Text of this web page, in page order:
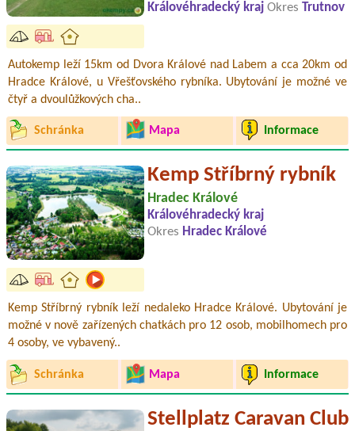
Královéhradecký kraj Okres Trutnov
Autokemp leží 15km od Dvora Králové nad Labem a cca 20km od
Hradce Králové, u Vřešťovského rybníka. Ubytování je možné ve
čtyř a dvoulůžkových cha..
Schránka Mapa Informace
Kemp Stříbrný rybník
Hradec Králové
Královéhradecký kraj
Okres Hradec Králové
Kemp Stříbrný rybník leží nedaleko Hradce Králové. Ubytování je
možné v nově zařízených chatkách pro 12 osob, mobilhomech pro
4 osoby, ve vybavený..
Schránka Mapa Informace
Stellplatz Caravan Club